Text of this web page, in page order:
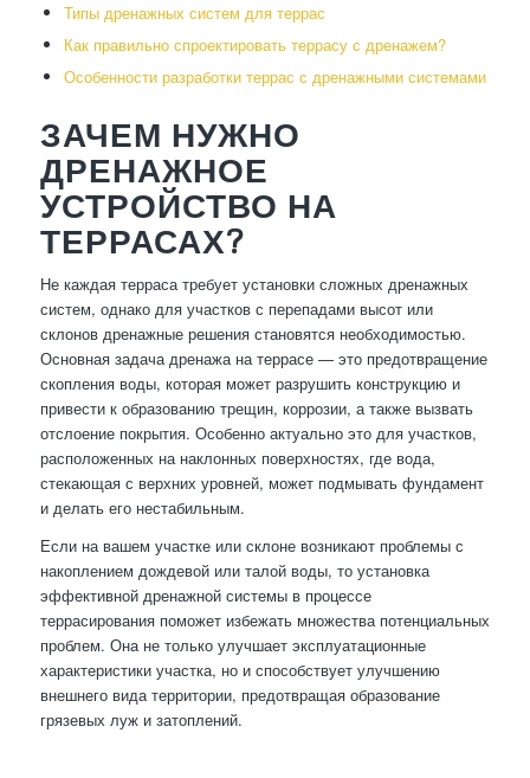
Типы дренажных систем для террас
Как правильно спроектировать террасу с дренажем?
Особенности разработки террас с дренажными системами
ЗАЧЕМ НУЖНО
ДРЕНАЖНОЕ
УСТРОЙСТВО НА
ТЕРРАСАХ?
Не каждая терраса требует установки сложных дренажных
систем, однако для участков с перепадами высот или
склонов дренажные решения становятся необходимостью.
Основная задача дренажа на террасе — это предотвращение
скопления воды, которая может разрушить конструкцию и
привести к образованию трещин, коррозии, а также вызвать
отслоение покрытия. Особенно актуально это для участков,
расположенных на наклонных поверхностях, где вода,
стекающая с верхних уровней, может подмывать фундамент
и делать его нестабильным.
Если на вашем участке или склоне возникают проблемы с
накоплением дождевой или талой воды, то установка
эффективной дренажной системы в процессе
террасирования поможет избежать множества потенциальных
проблем. Она не только улучшает эксплуатационные
характеристики участка, но и способствует улучшению
внешнего вида территории, предотвращая образование
грязевых луж и затоплений.